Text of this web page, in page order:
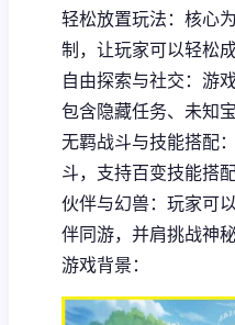
轻松放置玩法：核心
制，让玩家可以轻松成
自由探索与社交：游
包含隐藏任务、未知
无羁战斗与技能搭配
斗，支持百变技能搭
伙伴与幻兽：玩家可
伴同游，并肩挑战神秘
游戏背景：